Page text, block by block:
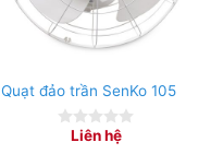
Quạt đảo trần SenKo 105
Liên hệ